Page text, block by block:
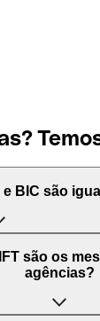
BIC são
uma rede
são os
agências?